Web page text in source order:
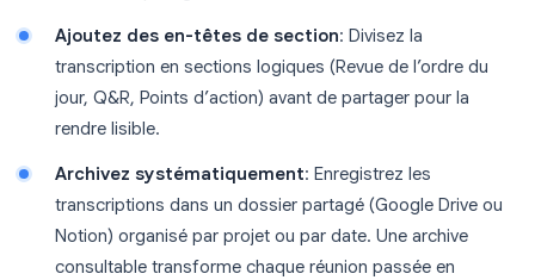
Ajoutez des en-têtes de section: Divisez la
transcription en sections logiques (Revue de l’ordre du
jour, Q&R, Points d’action) avant de partager pour la
rendre lisible.
Archivez systématiquement: Enregistrez les
transcriptions dans un dossier partagé (Google Drive ou
Notion) organisé par projet ou par date. Une archive
consultable transforme chaque réunion passée en